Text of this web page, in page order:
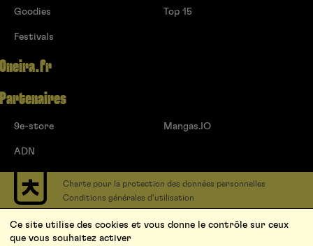
Goodies
Festivals
Top 15
Oneira.fr
Partenaires
9e-store
ADN
Mangas.IO
Charte pour la protection des données personnelles
Conditions générales d’utilisation
Soumettre un projet
Proposer une série
Ce site utilise des cookies et vous donne le contrôle sur ceux
que vous souhaitez activer